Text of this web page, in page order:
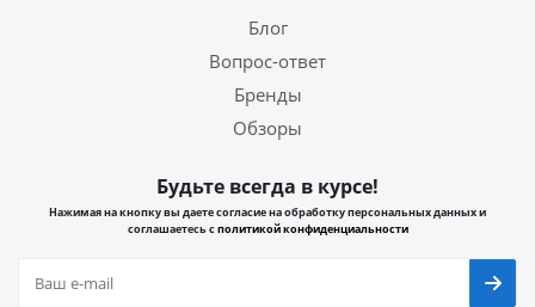
Блог
Вопрос-ответ
Бренды
Обзоры
Будьте всегда в курсе!
Нажимая на кнопку вы даете согласие на обработку персональных данных и
соглашаетесь сполитикой конфиденциальности